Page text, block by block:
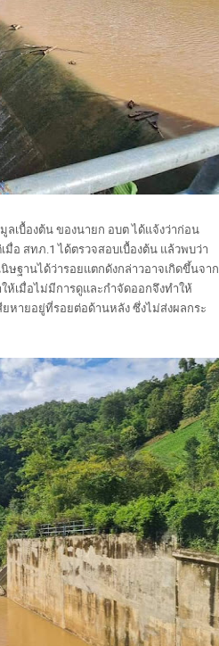
บื้องต้น ของนายก อบต ได้แจ้งว่าก่อน
อ สทภ.1 ได้ตรวจสอบเบื้องต้น แล้วพบว่า
ฐานได้ว่ารอยแตกดังกล่าวอาจเกิดขึ้นจาก
เมื่อไม่มีการดูและกำจัดออกจึงทำให้
หายอยู่ที่รอยต่อด้านหลัง ซึ่งไม่ส่งผลกระ